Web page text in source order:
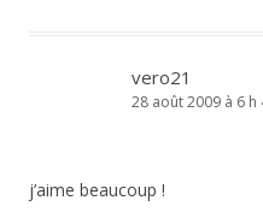
vero21
28 août 2009 à 6 h
j’aime beaucoup !